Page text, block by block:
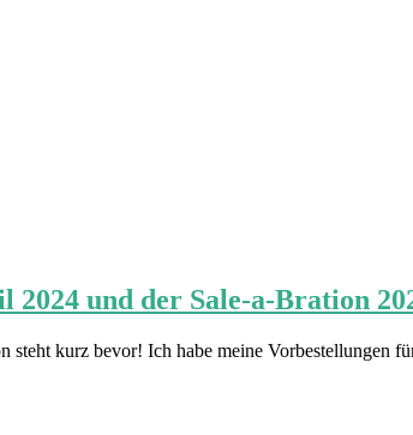
und der Sale-a-Bration
kurz bevor! Ich habe meine Vorbestellungen